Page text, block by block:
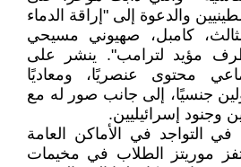
والدعوة إلى "إراقة الدماء
كامبل، صهيوني مسيحي
مؤيد لترامب". ينشر على
محتوى عنصريًا، ومعاديًا
جنسيًا، إلى جانب صور له مع
وجنود إسرائيليين.
في التواجد في الأماكن العامة
موريتز الطلاب في مخيمات